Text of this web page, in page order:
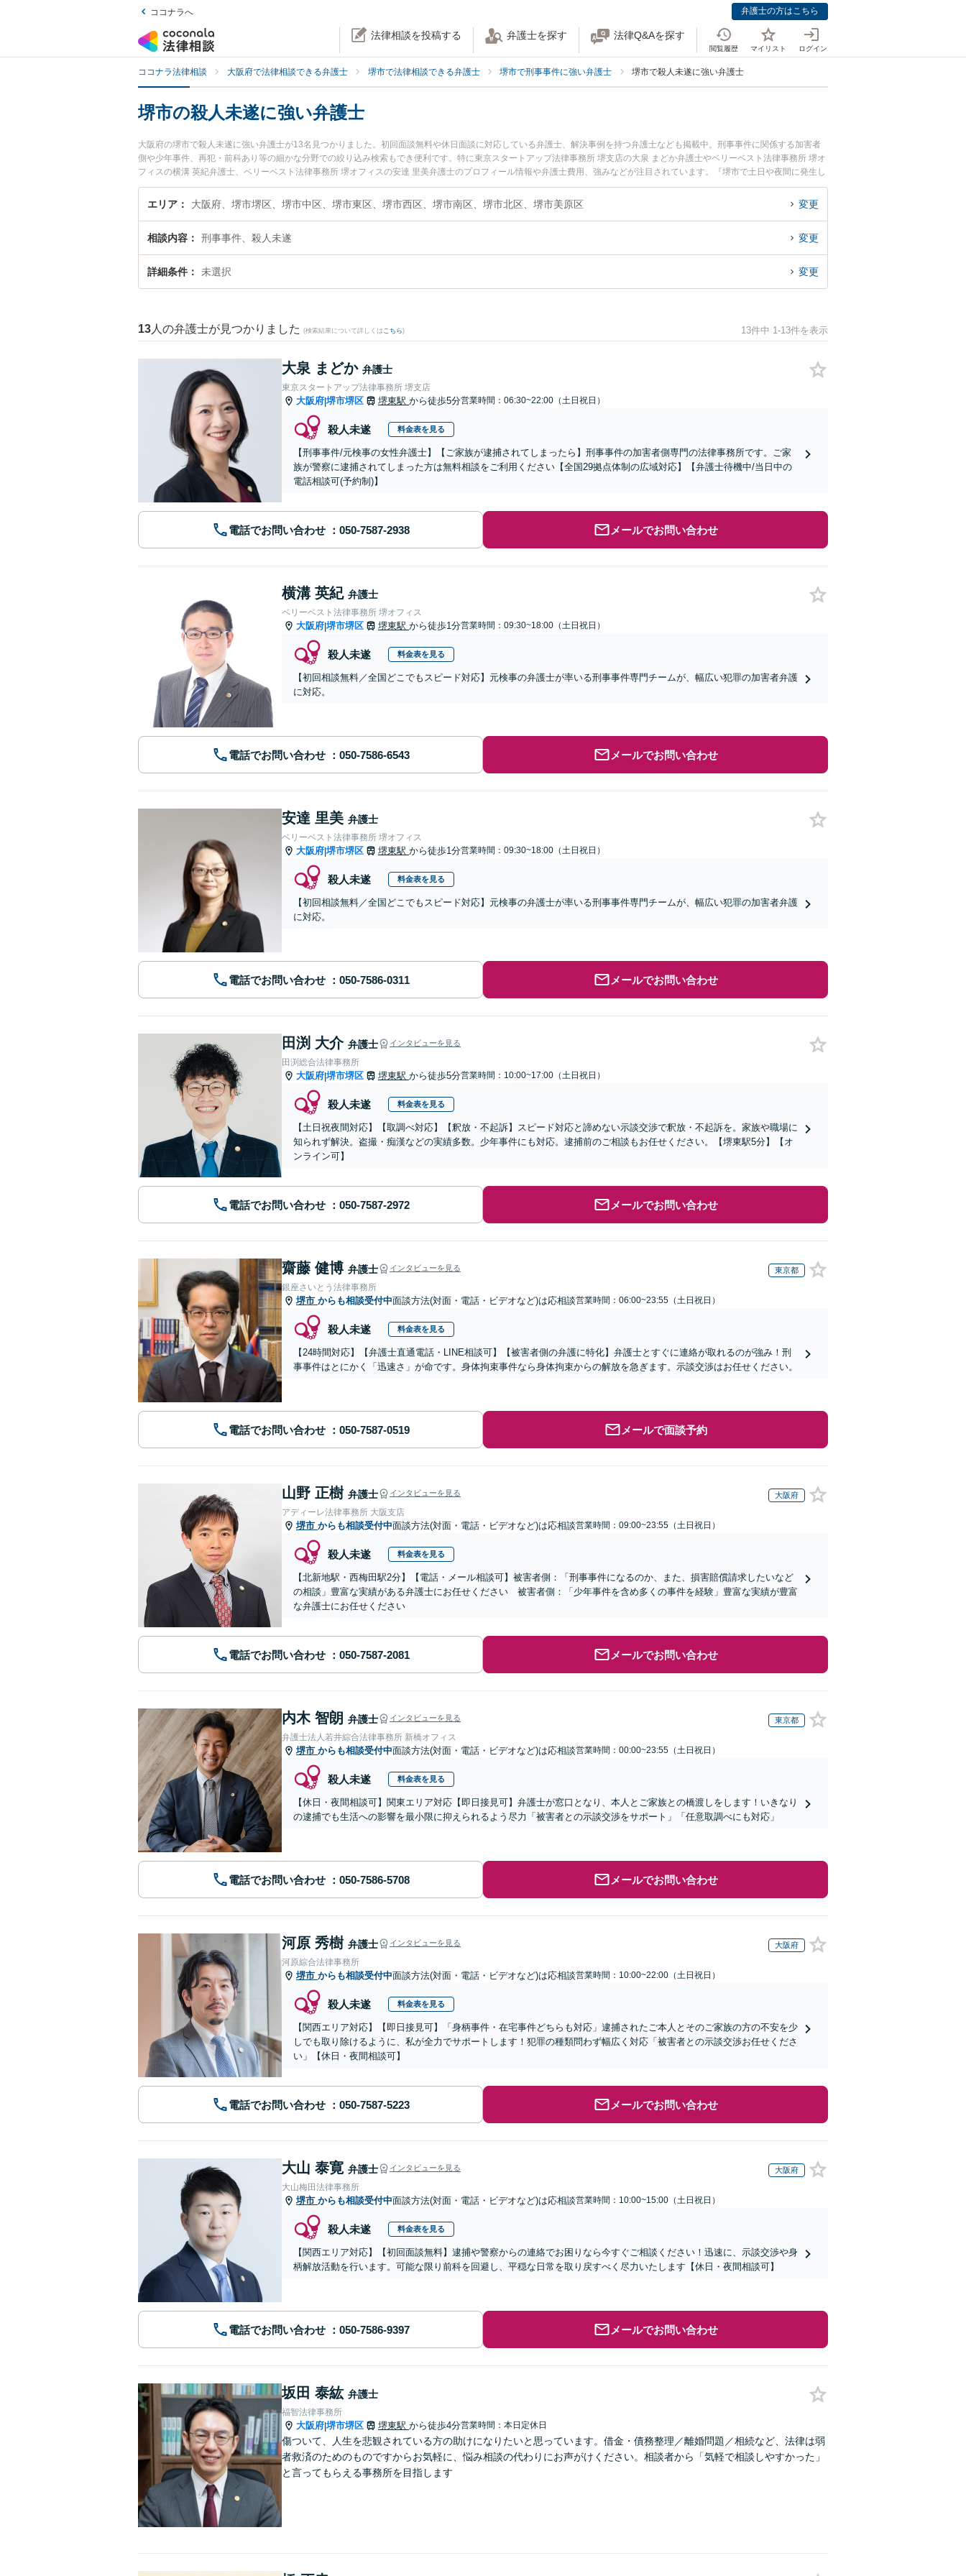
ココナラへ 弁護士の方はこちら
法律相談を投稿する 弁護士を探す 法律Q&Aを探す
閲覧履歴 マイリスト ログイン
ココナラ法律相談 大阪府で法律相談できる弁護士 堺市で法律相談できる弁護士 堺市で刑事事件に強い弁護士 堺市で殺人未遂に強い弁護士
堺市の殺人未遂に強い弁護士
大阪府の堺市で殺人未遂に強い弁護士が13名見つかりました。初回面談無料や休日面談に対応している弁護士、解決事例を持つ弁護士なども掲載中。刑事事件に関係する加害者
側や少年事件、再犯・前科あり等の細かな分野での絞り込み検索もでき便利です。特に東京スタートアップ法律事務所 堺支店の大泉 まどか弁護士やベリーベスト法律事務所 堺オ
フィスの横溝 英紀弁護士、ベリーベスト法律事務所 堺オフィスの安達 里美弁護士のプロフィール情報や弁護士費用、強みなどが注目されています。『堺市で土日や夜間に発生し
た殺人未遂のトラブルを今すぐに弁護士に相談したい』『殺人未遂のトラブル解決の実績豊富な近くの弁護士を検索したい』『初回相談無料で殺人未遂を法律相談できる堺市内の
弁護士に相談予約したい』などでお困りの相談者さんにおすすめです。
エリア 大阪府、堺市堺区、堺市中区、堺市東区、堺市西区、堺市南区、堺市北区、堺市美原区 変更
相談内容 刑事事件、殺人未遂 変更
詳細条件 未選択 変更
13 人の弁護士が見つかりました (検索結果について詳しくは こちら) 13件中 1-13件を表示
大泉 まどか 弁護士
東京スタートアップ法律事務所 堺支店
大阪府|堺市堺区 堺東駅 から徒歩5分営業時間：06:30~22:00（土日祝日）
殺人未遂 料金表を見る
【刑事事件/元検事の女性弁護士】【ご家族が逮捕されてしまったら】刑事事件の加害者側専門の法律事務所です。ご家
族が警察に逮捕されてしまった方は無料相談をご利用ください【全国29拠点体制の広域対応】【弁護士待機中/当日中の
電話相談可(予約制)】
電話でお問い合わせ メールでお問い合わせ
横溝 英紀 弁護士
ベリーベスト法律事務所 堺オフィス
大阪府|堺市堺区 堺東駅 から徒歩1分営業時間：09:30~18:00（土日祝日）
殺人未遂 料金表を見る
【初回相談無料／全国どこでもスピード対応】元検事の弁護士が率いる刑事事件専門チームが、幅広い犯罪の加害者弁護
に対応。
電話でお問い合わせ メールでお問い合わせ
安達 里美 弁護士
ベリーベスト法律事務所 堺オフィス
大阪府|堺市堺区 堺東駅 から徒歩1分営業時間：09:30~18:00（土日祝日）
殺人未遂 料金表を見る
【初回相談無料／全国どこでもスピード対応】元検事の弁護士が率いる刑事事件専門チームが、幅広い犯罪の加害者弁護
に対応。
電話でお問い合わせ メールでお問い合わせ
田渕 大介 弁護士 インタビューを見る
田渕総合法律事務所
大阪府|堺市堺区 堺東駅 から徒歩5分営業時間：10:00~17:00（土日祝日）
殺人未遂 料金表を見る
【土日祝夜間対応】【取調べ対応】【釈放・不起訴】スピード対応と諦めない示談交渉で釈放・不起訴を。家族や職場に
知られず解決。盗撮・痴漢などの実績多数。少年事件にも対応。逮捕前のご相談もお任せください。【堺東駅5分】【オ
ンライン可】
電話でお問い合わせ メールでお問い合わせ
齋藤 健博 弁護士 インタビューを見る 東京都
銀座さいとう法律事務所
堺市 からも相談受付中面談方法(対面・電話・ビデオなど)は応相談営業時間：06:00~23:55（土日祝日）
殺人未遂 料金表を見る
【24時間対応】【弁護士直通電話・LINE相談可】【被害者側の弁護に特化】弁護士とすぐに連絡が取れるのが強み！刑
事事件はとにかく「迅速さ」が命です。身体拘束事件なら身体拘束からの解放を急ぎます。示談交渉はお任せください。
電話でお問い合わせ メールで面談予約
山野 正樹 弁護士 インタビューを見る 大阪府
アディーレ法律事務所 大阪支店
堺市 からも相談受付中面談方法(対面・電話・ビデオなど)は応相談営業時間：09:00~23:55（土日祝日）
殺人未遂 料金表を見る
【北新地駅・西梅田駅2分】【電話・メール相談可】被害者側：「刑事事件になるのか、また、損害賠償請求したいなど
の相談」豊富な実績がある弁護士にお任せください 被害者側：「少年事件を含め多くの事件を経験」豊富な実績が豊富
な弁護士にお任せください
電話でお問い合わせ メールでお問い合わせ
内木 智朗 弁護士 インタビューを見る 東京都
弁護士法人若井綜合法律事務所 新橋オフィス
堺市 からも相談受付中面談方法(対面・電話・ビデオなど)は応相談営業時間：00:00~23:55（土日祝日）
殺人未遂 料金表を見る
【休日・夜間相談可】関東エリア対応【即日接見可】弁護士が窓口となり、本人とご家族との橋渡しをします！いきなり
の逮捕でも生活への影響を最小限に抑えられるよう尽力「被害者との示談交渉をサポート」「任意取調べにも対応」
電話でお問い合わせ メールでお問い合わせ
河原 秀樹 弁護士 インタビューを見る 大阪府
河原綜合法律事務所
堺市 からも相談受付中面談方法(対面・電話・ビデオなど)は応相談営業時間：10:00~22:00（土日祝日）
殺人未遂 料金表を見る
【関西エリア対応】【即日接見可】「身柄事件・在宅事件どちらも対応」逮捕されたご本人とそのご家族の方の不安を少
しでも取り除けるように、私が全力でサポートします！犯罪の種類問わず幅広く対応「被害者との示談交渉お任せくださ
い」【休日・夜間相談可】
電話でお問い合わせ メールでお問い合わせ
大山 泰寛 弁護士 インタビューを見る 大阪府
大山梅田法律事務所
堺市 からも相談受付中面談方法(対面・電話・ビデオなど)は応相談営業時間：10:00~15:00（土日祝日）
殺人未遂 料金表を見る
【関西エリア対応】【初回面談無料】逮捕や警察からの連絡でお困りなら今すぐご相談ください！迅速に、示談交渉や身
柄解放活動を行います。可能な限り前科を回避し、平穏な日常を取り戻すべく尽力いたします【休日・夜間相談可】
電話でお問い合わせ メールでお問い合わせ
坂田 泰紘 弁護士
福智法律事務所
大阪府|堺市堺区 堺東駅 から徒歩4分営業時間：本日定休日
傷ついて、人生を悲観されている方の助けになりたいと思っています。借金・債務整理／離婚問題／相続など、法律は弱
者救済のためのものですからお気軽に、悩み相談の代わりにお声がけください。相談者から「気軽で相談しやすかった」
と言ってもらえる事務所を目指します